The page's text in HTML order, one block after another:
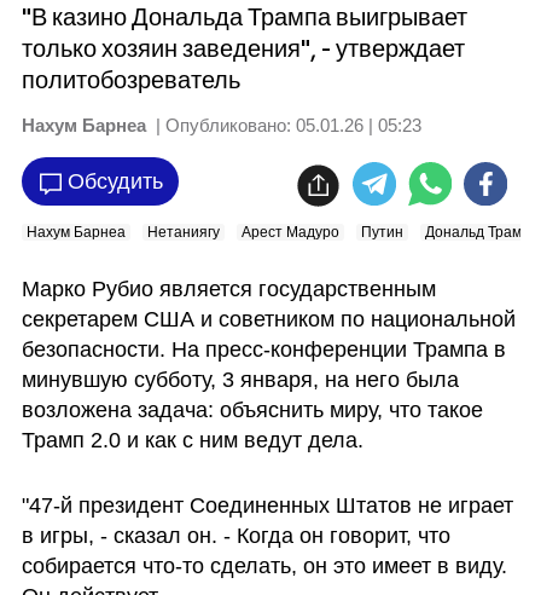
"В казино Дональда Трампа выигрывает
только хозяин заведения", - утверждает
политобозреватель
Нахум Барнеа | Опубликовано: 05.01.26 | 05:23
Обсудить
Нахум Барнеа Нетаниягу Арест Мадуро Путин Дональд Трамп
Марко Рубио является государственным
секретарем США и советником по национальной
безопасности. На пресс-конференции Трампа в
минувшую субботу, 3 января, на него была
возложена задача: объяснить миру, что такое
Трамп 2.0 и как с ним ведут дела.
"47-й президент Соединенных Штатов не играет
в игры, - сказал он. - Когда он говорит, что
собирается что-то сделать, он это имеет в виду.